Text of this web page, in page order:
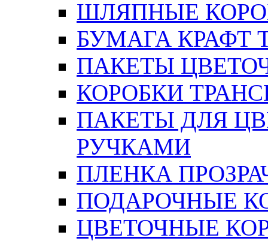
ШЛЯПНЫЕ
БУМАГА КРАФТ
ПАКЕТЫ
КОРОБКИ
ПАКЕТЫ ДЛЯ
РУЧКАМИ
ПЛЕНКА
ПОДАРОЧНЫЕ
ЦВЕТОЧНЫЕ